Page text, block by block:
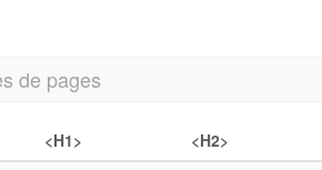
de pages
<H1> <H2>